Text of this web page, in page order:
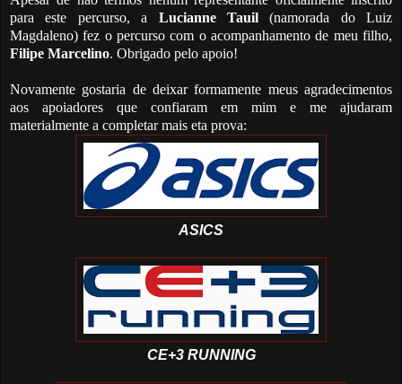
para este percurso, a Lucianne Tauil(namorada do Luiz
Magdaleno) fez o percurso com o acompanhamento de meu filho,
Filipe Marcelino. Obrigado pelo apoio!
Novamente gostaria de deixar formamente meus agradecimentos
aos apoiadores que confiaram em mim e me ajudaram
materialmente a completar mais eta prova:
ASICS
CE+3 RUNNING